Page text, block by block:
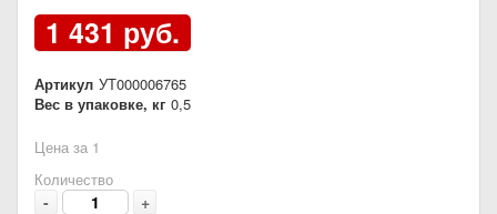
1 431 руб.
Артикул УТ000006765
Вес в упаковке, кг 0,5
Цена за 1
Количество
- +